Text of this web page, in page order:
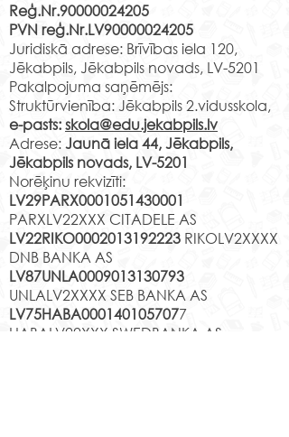
atpūtu savu draugu un
klasesbiedru lokā. Tik sen
neesam kopā...
Reģ.Nr.90000024205
PVN reģ.Nr.LV90000024205
Juridiskā adrese: Brīvības iela 120,
Jēkabpils, Jēkabpils novads, LV-5201
Pakalpojuma saņēmējs:
Struktūrvienība: Jēkabpils 2.vidusskola,
e-pasts:skola@edu.jekabpils.lv
Adrese:Jaunā iela 44, Jēkabpils,
Jēkabpils novads, LV-5201
Norēķinu rekvizīti:
LV29PARX0001051430001
PARXLV22XXX CITADELE AS
LV22RIKO0002013192223 RIKOLV2XXXX
DNB BANKA AS
LV87UNLA0009013130793
UNLALV2XXXX SEB BANKA AS
LV75HABA0001401057077
HABALV22XXX SWEDBANKA AS